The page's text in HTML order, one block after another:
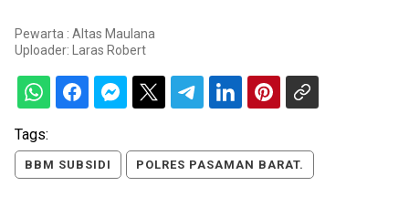
Pewarta : Altas Maulana
Uploader: Laras Robert
Tags:
BBM SUBSIDI POLRES PASAMAN BARAT.